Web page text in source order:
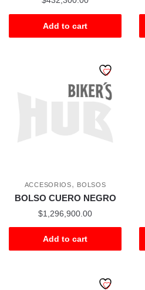
Add to cart
ACCESORIOS, BOLSOS
BOLSO CUERO NEGRO
$1,296,900.00
Add to cart